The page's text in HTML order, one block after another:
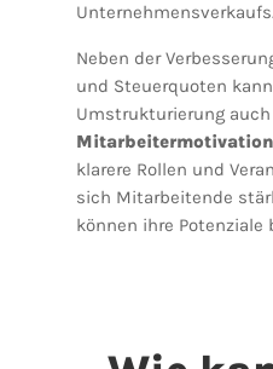
Unternehmensverkaufs.
Neben der
und Steuerquoten
Umstrukturierung
Mitarbeitermotivation
klarere Rollen und
sich Mitarbeitende
können ihre Potenziale